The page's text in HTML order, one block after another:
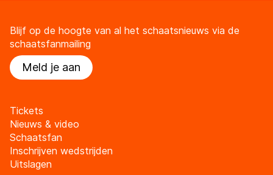
Blijf op de hoogte van al het schaatsnieuws via de
schaatsfanmailing
Meld je aan
Tickets
Nieuws & video
Schaatsfan
Inschrijven wedstrijden
Uitslagen